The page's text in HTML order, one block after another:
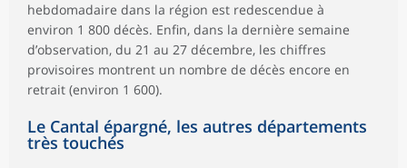
hebdomadaire dans la région est redescendue à
environ 1 800 décès. Enfin, dans la dernière semaine
d’observation, du 21 au 27 décembre, les chiffres
provisoires montrent un nombre de décès encore en
retrait (environ 1 600).
Le Cantal épargné, les autres départements
très touchés